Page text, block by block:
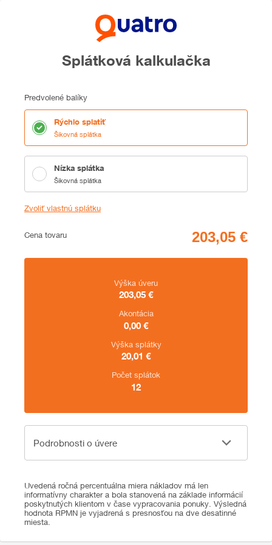
Splátková kalkulačka
Predvolené balíky
Rýchlo splatiť
Šikovná splátka
Nízka splátka
Šikovná splátka
Zvoliť vlastnú splátku
Cena
Cena tovaru
Zhrnutie
Výška úveru
203,05 €
Akontácia
0,00 €
Výška splátky
20,01 €
Počet splátok
12
Podrobnosti o úvere
Podrobnosti o úvere
Uvedená ročná percentuálna miera nákladov má len
informatívny charakter a bola stanovená na základe informácií
poskytnutých klientom v čase vypracovania ponuky. Výsledná
hodnota RPMN je vyjadrená s presnosťou na dve desatinné
miesta.